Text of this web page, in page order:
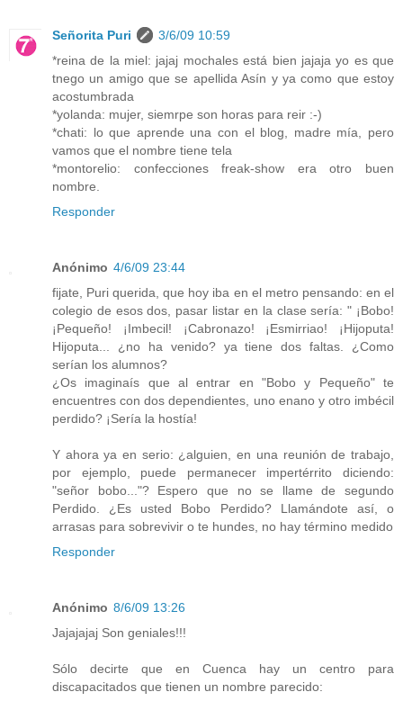
Señorita Puri
3/6/09 10:59
*reina de la miel: jajaj mochales está bien jajaja yo es que
tnego un amigo que se apellida Asín y ya como que estoy
acostumbrada
*yolanda: mujer, siemrpe son horas para reir :-)
*chati: lo que aprende una con el blog, madre mía, pero
vamos que el nombre tiene tela
*montorelio: confecciones freak-show era otro buen
nombre.
Responder
Anónimo 4/6/09 23:44
fijate, Puri querida, que hoy iba en el metro pensando: en el
colegio de esos dos, pasar listar en la clase sería: " ¡Bobo!
¡Pequeño! ¡Imbecil! ¡Cabronazo! ¡Esmirriao! ¡Hijoputa!
Hijoputa... ¿no ha venido? ya tiene dos faltas. ¿Como
serían los alumnos?
¿Os imaginaís que al entrar en "Bobo y Pequeño" te
encuentres con dos dependientes, uno enano y otro imbécil
perdido? ¡Sería la hostía!
Y ahora ya en serio: ¿alguien, en una reunión de trabajo,
por ejemplo, puede permanecer impertérrito diciendo:
"señor bobo..."? Espero que no se llame de segundo
Perdido. ¿Es usted Bobo Perdido? Llamándote así, o
arrasas para sobrevivir o te hundes, no hay término medido
Responder
Anónimo 8/6/09 13:26
Jajajajaj Son geniales!!!
Sólo decirte que en Cuenca hay un centro para
discapacitados que tienen un nombre parecido: